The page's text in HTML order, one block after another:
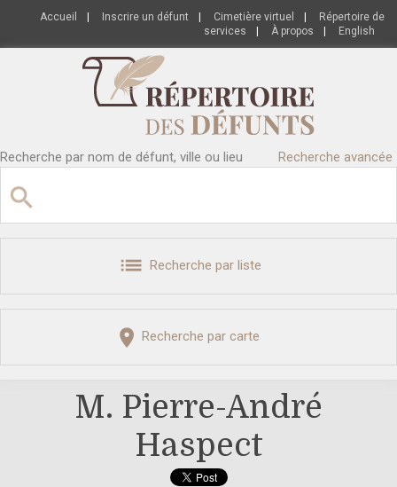
Accueil Inscrire un défunt Cimetière virtuel
Répertoire de
services
À propos English
Recherche par nom de défunt, ville ou lieu Recherche avancée
Recherche par liste
Recherche par carte
M. Pierre-André
Haspect